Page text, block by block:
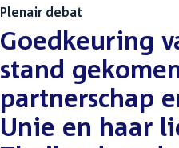
Plenair debat
:Goedkeuring
stand
partnerschap
Unie en haar